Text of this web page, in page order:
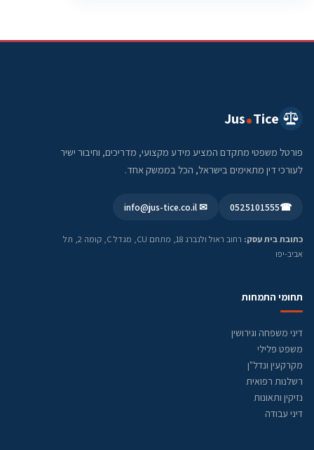
Jus Tice
פורטל משפטי מתקדם המציע מידע מקצועי, מדריכים, וחיבור ישיר
לעורכי דין מתאימים בישראל, הכל בממשק אחד.
☎
0525101555
✉ info@jus-tice.co.il
כתובת בית עסק:
רחוב ראול ולנברג 18, מתחם CU, מגדל C, קומה 2, תל
אביב-יפו
תחומי התמחות
דיני משפחה וגירושין
משפט פלילי
מקרקעין ונדל"ן
רשלנות רפואית
נזיקין ותאונות
דיני עבודה